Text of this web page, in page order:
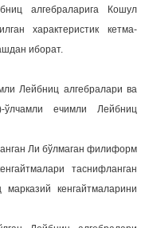
алгебраларига Кошул
характеристик кетма-
иборат.
Лейбниц алгебралари ва
ўлчамли ечимли Лейбниц
Ли бўлмаган филиформ
таснифланган
кенгайтмаларини